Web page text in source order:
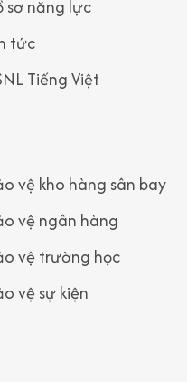
0925.55.13.13
nhà máy
Nhân viên bảo vệ thực
xuất – nhập, đảm bảo chỉ
vào khu vực sản xuất.
rủi ro an ninh
khả năng phát hiện các
sơ năng lực
tức
Tiếng Việt
vệ kho hàng sân bay
vệ ngân hàng
vệ trường học
vệ sự kiện